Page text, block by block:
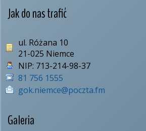
Jak do nas trafić
ul. Różana 10
21-025 Niemce
NIP: 713-214-98-37
81 756 1555
gok.niemce@poczta.fm
Galeria